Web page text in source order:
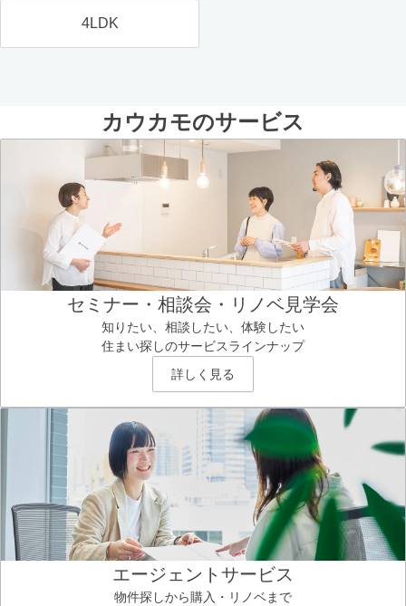
4LDK
カウカモのサービス
セミナー・相談会・リノベ見学会
知りたい、相談したい、体験したい
住まい探しのサービスラインナップ
詳しく見る
エージェントサービス
物件探しから購入・リノベまで